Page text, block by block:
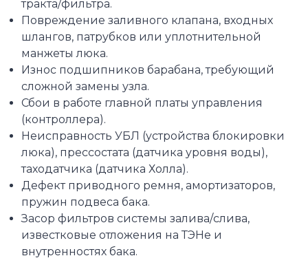
тракта/фильтра.
Повреждение заливного клапана, входных
шлангов, патрубков или уплотнительной
манжеты люка.
Износ подшипников барабана, требующий
сложной замены узла.
Сбои в работе главной платы управления
(контроллера).
Неисправность УБЛ (устройства блокировки
люка), прессостата (датчика уровня воды),
таходатчика (датчика Холла).
Дефект приводного ремня, амортизаторов,
пружин подвеса бака.
Засор фильтров системы залива/слива,
известковые отложения на ТЭНе и
внутренностях бака.